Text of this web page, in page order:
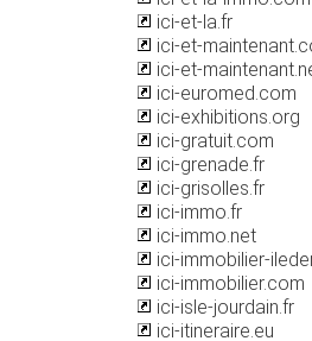
ici-et-la.fr
ici-et-
ici-et-
ici-euromed.com
ici-exhibitions.org
ici-gratuit.com
ici-grenade.fr
ici-grisolles.fr
ici-immo.fr
ici-immo.net
ici-immobilier-
ici-immobilier.com
ici-isle-jourdain.fr
ici-itineraire.eu